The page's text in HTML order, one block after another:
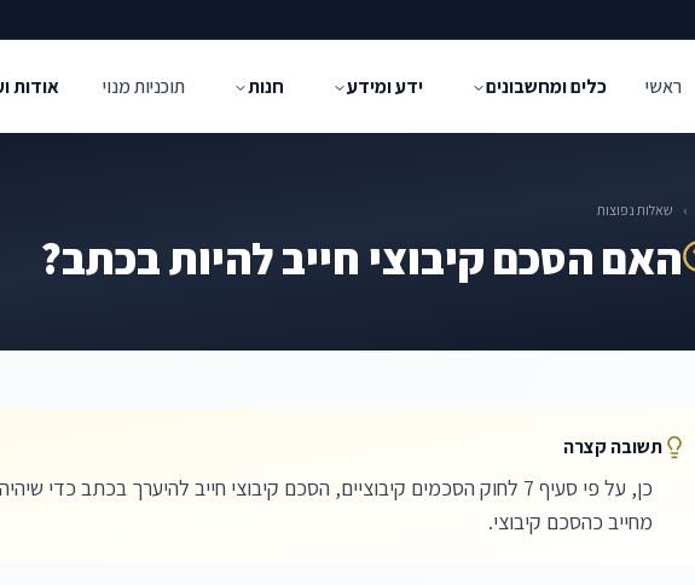
ראשי כלים ומחשבונים ידע ומידע חנות תוכניות מנוי אודות
› שאלות נפוצות
האם הסכם קיבוצי חייב להיות בכתב?
תשובה קצרה
כן, על פי סעיף 7 לחוק הסכמים קיבוציים, הסכם קיבוצי חייב להיערך בכתב כדי
מחייב כהסכם קיבוצי.